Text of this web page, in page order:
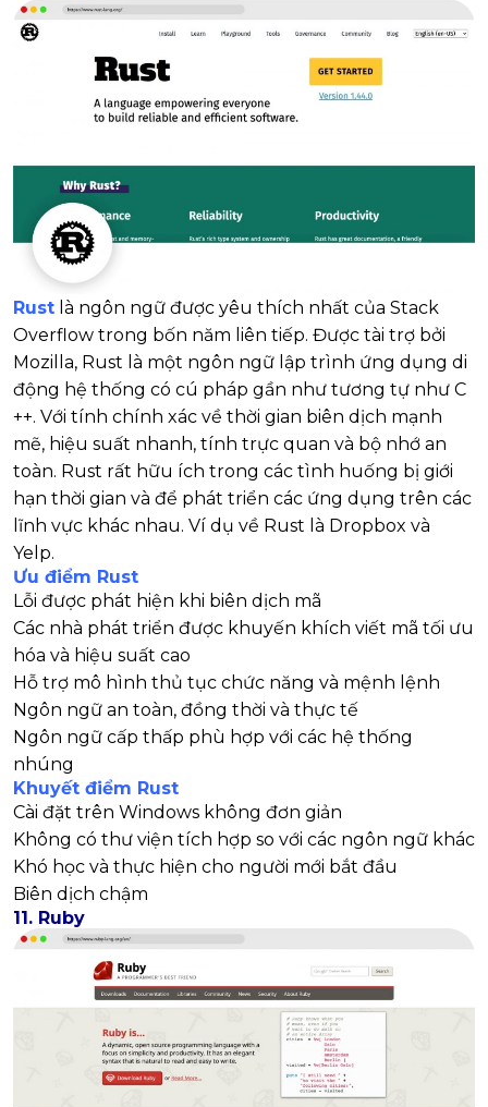
Rust là ngôn ngữ được yêu thích nhất của Stack
Overflow trong bốn năm liên tiếp. Được tài trợ bởi
Mozilla, Rust là một ngôn ngữ lập trình ứng dụng di
động hệ thống có cú pháp gần như tương tự như C
++. Với tính chính xác về thời gian biên dịch mạnh
mẽ, hiệu suất nhanh, tính trực quan và bộ nhớ an
toàn. Rust rất hữu ích trong các tình huống bị giới
hạn thời gian và để phát triển các ứng dụng trên các
lĩnh vực khác nhau. Ví dụ về Rust là Dropbox và
Yelp.
Ưu điểm Rust
Lỗi được phát hiện khi biên dịch mã
Các nhà phát triển được khuyến khích viết mã tối ưu
hóa và hiệu suất cao
Hỗ trợ mô hình thủ tục chức năng và mệnh lệnh
Ngôn ngữ an toàn, đồng thời và thực tế
Ngôn ngữ cấp thấp phù hợp với các hệ thống
nhúng
Khuyết điểm Rust
Cài đặt trên Windows không đơn giản
Không có thư viện tích hợp so với các ngôn ngữ khác
Khó học và thực hiện cho người mới bắt đầu
Biên dịch chậm
11. Ruby